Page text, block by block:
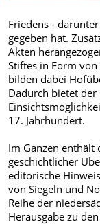
Friedens -
gegeben hat.
Akten
Stiftes in Form von
bilden dabei
Dadurch bietet
17. Jahrhundert.
Im Ganzen
geschichtlicher
editorische
von Siegeln und
Reihe der
Herausgabe zu